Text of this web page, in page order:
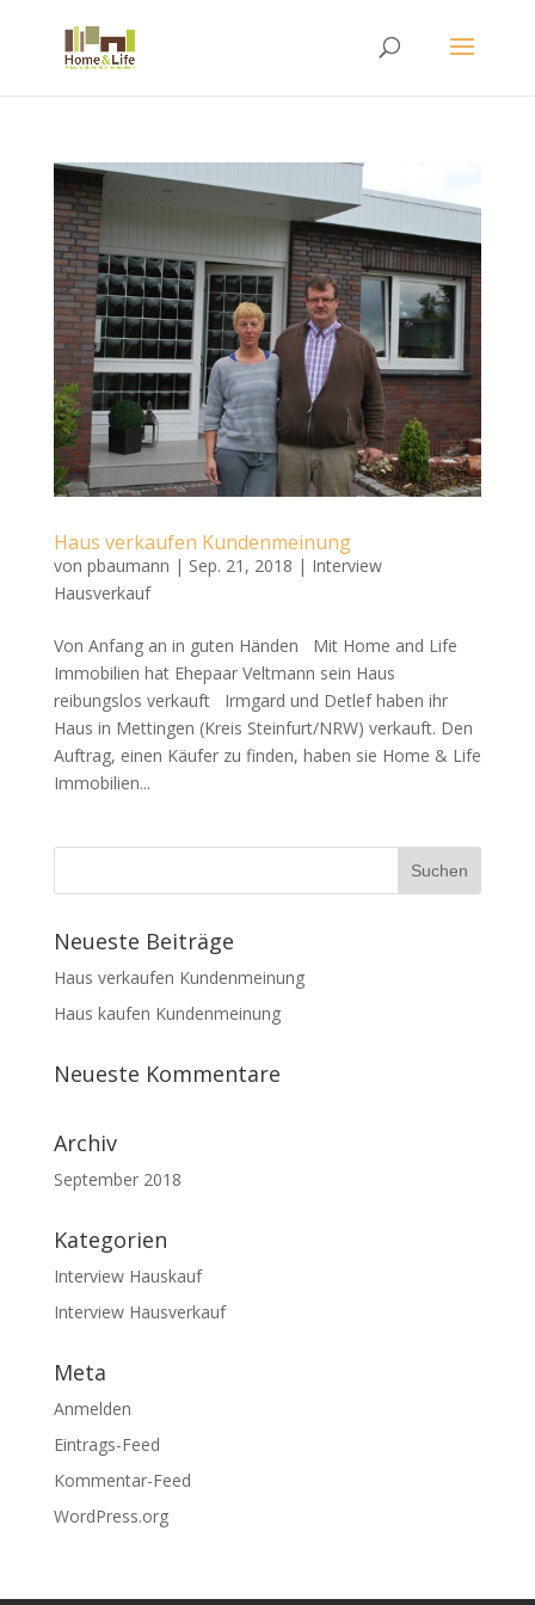
Haus verkaufen Kundenmeinung
von pbaumann | Sep. 21, 2018 | Interview
Hausverkauf
Von Anfang an in guten Händen Mit Home and Life
Immobilien hat Ehepaar Veltmann sein Haus
reibungslos verkauft Irmgard und Detlef haben ihr
Haus in Mettingen (Kreis Steinfurt/NRW) verkauft. Den
Auftrag, einen Käufer zu finden, haben sie Home & Life
Immobilien...
Neueste Beiträge
Haus verkaufen Kundenmeinung
Haus kaufen Kundenmeinung
Neueste Kommentare
Archiv
September 2018
Kategorien
Interview Hauskauf
Interview Hausverkauf
Meta
Anmelden
Eintrags-Feed
Kommentar-Feed
WordPress.org